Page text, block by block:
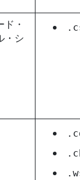
ド・
・シ